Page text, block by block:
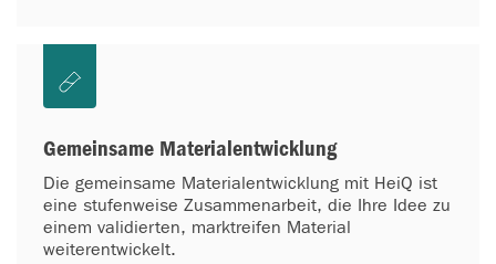
Gemeinsame Materialentwicklung
Die gemeinsame Materialentwicklung mit HeiQ ist
eine stufenweise Zusammenarbeit, die Ihre Idee zu
einem validierten, marktreifen Material
weiterentwickelt.